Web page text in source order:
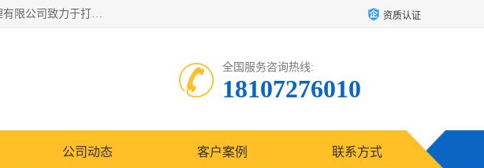
专业提供光谷物业保洁、关谷日常保洁、光谷保洁外包及武汉其他城区的单位日常保洁 武汉德聚和物业管理有限公司致力于打造中国专业物业保洁服务、日常保洁及其他保洁清洗外包服务。自公司成立以来提倡以先进的物业管理理念和模式经营，谋篇布局，以“至诚服务、精益求精、规范管理、锐意拓新”为质量方针，强化内部管理，为业主提供专业化、标准化和精细化的全方位物业服务，管理服务水平得到了广大业主和业内人士的一致好评。 资质认证
全国服务咨询热线:
18107276010
公司动态 客户案例 联系方式